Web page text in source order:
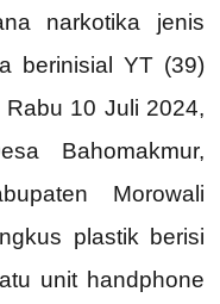
narkotika jenis
berinisial YT (39)
10 Juli 2024,
Bahomakmur,
Morowali
plastik berisi
unit handphone